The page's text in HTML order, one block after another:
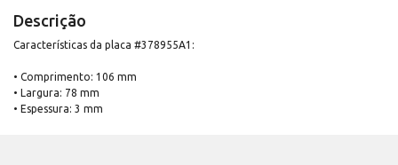
Descrição
Características da placa #378955A1:
• Comprimento: 106 mm
• Largura: 78 mm
• Espessura: 3 mm